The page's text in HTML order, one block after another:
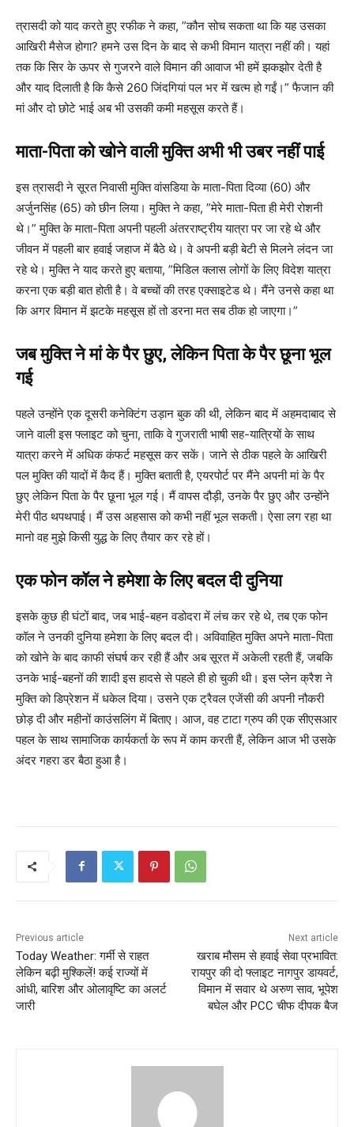
त्रासदी को याद करते हुए रफीक ने कहा, ”कौन सोच सकता था कि यह उसका
आखिरी मैसेज होगा? हमने उस दिन के बाद से कभी विमान यात्रा नहीं की। यहां
तक कि सिर के ऊपर से गुजरने वाले विमान की आवाज भी हमें झकझोर देती है
और याद दिलाती है कि कैसे 260 जिंदगियां पल भर में खत्म हो गईं।” फैजान की
मां और दो छोटे भाई अब भी उसकी कमी महसूस करते हैं।
माता-पिता को खोने वाली मुक्ति अभी भी उबर नहीं पाई
इस त्रासदी ने सूरत निवासी मुक्ति वांसडिया के माता-पिता दिव्या (60) और
अर्जुनसिंह (65) को छीन लिया। मुक्ति ने कहा, ”मेरे माता-पिता ही मेरी रोशनी
थे।” मुक्ति के माता-पिता अपनी पहली अंतरराष्ट्रीय यात्रा पर जा रहे थे और
जीवन में पहली बार हवाई जहाज में बैठे थे। वे अपनी बड़ी बेटी से मिलने लंदन जा
रहे थे। मुक्ति ने याद करते हुए बताया, ”मिडिल क्लास लोगों के लिए विदेश यात्रा
करना एक बड़ी बात होती है। वे बच्चों की तरह एक्साइटेड थे। मैंने उनसे कहा था
कि अगर विमान में झटके महसूस हों तो डरना मत सब ठीक हो जाएगा।”
जब मुक्ति ने मां के पैर छुए, लेकिन पिता के पैर छूना भूल
गई
पहले उन्होंने एक दूसरी कनेक्टिंग उड़ान बुक की थी, लेकिन बाद में अहमदाबाद से
जाने वाली इस फ्लाइट को चुना, ताकि वे गुजराती भाषी सह-यात्रियों के साथ
यात्रा करने में अधिक कंफर्ट महसूस कर सकें। जाने से ठीक पहले के आखिरी
पल मुक्ति की यादों में कैद हैं। मुक्ति बताती है, एयरपोर्ट पर मैंने अपनी मां के पैर
छुए लेकिन पिता के पैर छूना भूल गई। मैं वापस दौड़ी, उनके पैर छुए और उन्होंने
मेरी पीठ थपथपाई। मैं उस अहसास को कभी नहीं भूल सकती। ऐसा लग रहा था
मानो वह मुझे किसी युद्ध के लिए तैयार कर रहे हों।
एक फोन कॉल ने हमेशा के लिए बदल दी दुनिया
इसके कुछ ही घंटों बाद, जब भाई-बहन वडोदरा में लंच कर रहे थे, तब एक फोन
कॉल ने उनकी दुनिया हमेशा के लिए बदल दी। अविवाहित मुक्ति अपने माता-पिता
को खोने के बाद काफी संघर्ष कर रही हैं और अब सूरत में अकेली रहती हैं, जबकि
उनके भाई-बहनों की शादी इस हादसे से पहले ही हो चुकी थी। इस प्लेन क्रैश ने
मुक्ति को डिप्रेशन में धकेल दिया। उसने एक ट्रैवल एजेंसी की अपनी नौकरी
छोड़ दी और महीनों काउंसलिंग में बिताए। आज, वह टाटा ग्रुप की एक सीएसआर
पहल के साथ सामाजिक कार्यकर्ता के रूप में काम करती हैं, लेकिन आज भी उसके
अंदर गहरा डर बैठा हुआ है।
Previous article
Today Weather: गर्मी से राहत
लेकिन बढ़ी मुश्किलें! कई राज्यों में
आंधी, बारिश और ओलावृष्टि का अलर्ट
जारी
Next article
खराब मौसम से हवाई सेवा प्रभावित:
रायपुर की दो फ्लाइट नागपुर डायवर्ट,
विमान में सवार थे अरुण साव, भूपेश
बघेल और PCC चीफ दीपक बैज